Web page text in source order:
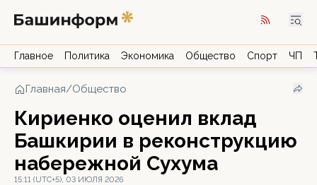
Главное Политика Экономика Общество Спорт ЧП
Главная/Общество
Кириенко оценил вклад
Башкирии в реконструкцию
набережной Сухума
15:11 (UTC+5), 03 ИЮЛЯ 2026